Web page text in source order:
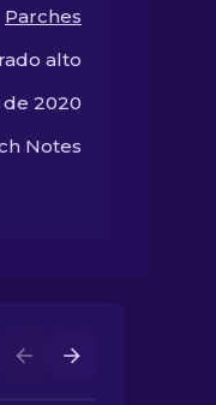
Parches
alto
2020
Notes